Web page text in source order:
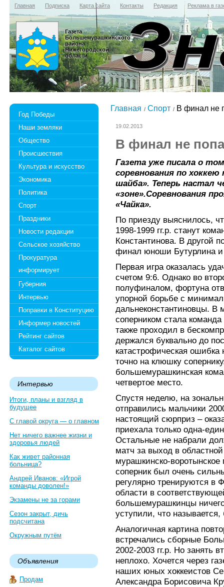
Главная Подписка Карта сайта Контакты Редакция Реклама в
Газета
Большемурашкинского
района
Нижегородской
области
Год Победы
Наши земляки
Общество
Происшествия
Культура и искусство
Экономика
Политика
Спорт
Праздники
Новости редакции
Сельское хозяйство
Прокуратура
информирует
Губерния
Интервью
Поправки в Конституцию
Информер новостей
Рейтинг сайтов
Каталог сайтов
Интервью
Итоги, планы и взгляд в
будущее
С главой округа — о главном
Нет ничего важнее жизни и
здоровья людей
Как живет районная
больница?
Андрей Иванов: «Игрой
команды доволен!»
Экзамены не за горами
Сезон закрыт, дичь
подсчитана
Окружным путём
Объявления
Продам
Главная Спорт В финал не
19.02.2013
В финал не
Газета уже писала о
соревнования по
шайба». Теперь настал
«зоне».Соревнования
«Чайка».
По приезду выяснилось,
1998-1999 гг.р. станут
Константинова. В другой
финал юноши Бутурлина
Первая игра оказалась
счетом 9:6. Однако во
полуфиналом, фортуна
упорной борьбе с
дальнеконстантиновцы.
соперником стала
также проходил в
держался буквально до
катастрофическая
точно на клюшку
большемурашкинская
четвертое место.
Спустя неделю, на
отправились мальчики
настоящий сюрприз –
приехала только одна-
Остальные не набрали
матч за выход в
мурашкинско-
соперник был очень
регулярно тренируются в
области в
большемурашкинцы
уступили, что называется,
Аналогичная картина
встречались сборные
2002-2003 гг.р. Но занять
неплохо. Хочется через
наших юных хоккеистов
Александра Борисовича